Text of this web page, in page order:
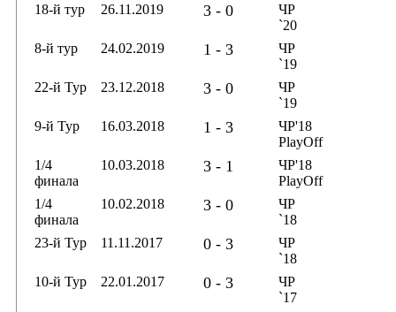
18-й тур
26.11.2019 3 - 0
ЧР
`20
8-й тур
24.02.2019 1 - 3
ЧР
`19
22-й Тур
23.12.2018 3 - 0
ЧР
`19
9-й Тур
16.03.2018 1 - 3
ЧР'18
PlayOff
1/4
финала
10.03.2018 3 - 1
ЧР'18
PlayOff
1/4
финала
10.02.2018 3 - 0
ЧР
`18
23-й Тур
11.11.2017 0 - 3
ЧР
`18
10-й Тур
22.01.2017 0 - 3
ЧР
`17